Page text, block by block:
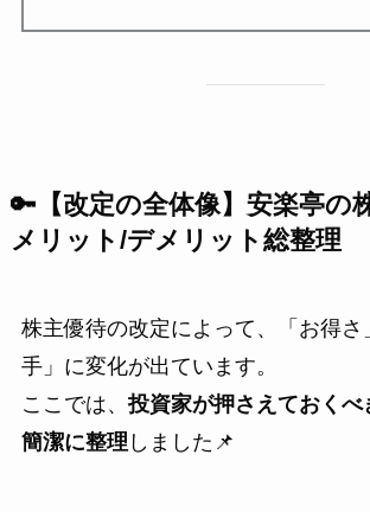
🔑【改定の全体像】安楽亭の
メリット/デメリット総整理
株主優待の改定によって、「お得さ
手」に変化が出ています。
ここでは、投資家が押さえておくべ
簡潔に整理 しました📌